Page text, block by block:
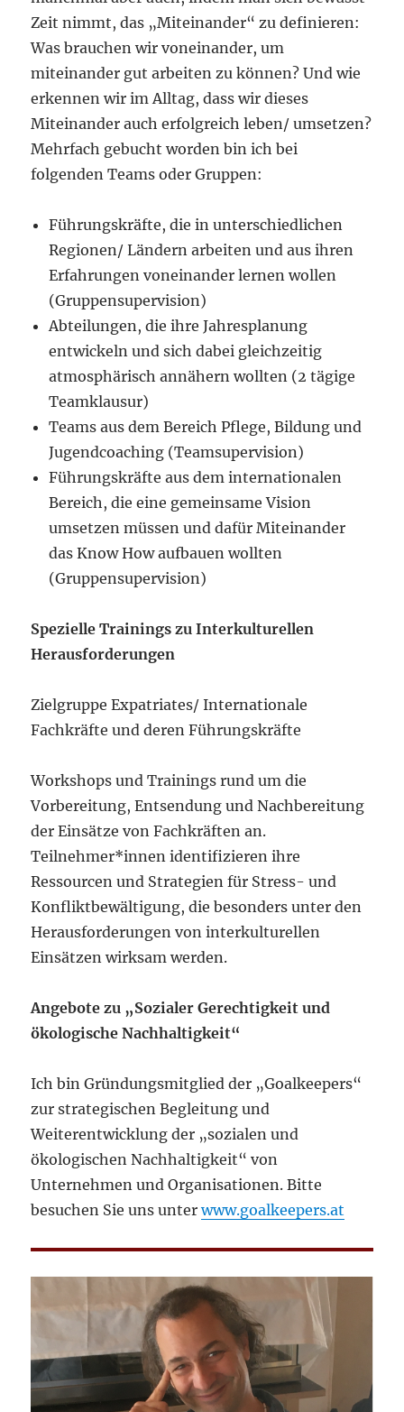
Zeit nimmt, das „Miteinander“ zu definieren:
Was brauchen wir voneinander, um
miteinander gut arbeiten zu können? Und wie
erkennen wir im Alltag, dass wir dieses
Miteinander auch erfolgreich leben/ umsetzen?
Mehrfach gebucht worden bin ich bei
folgenden Teams oder Gruppen:
Führungskräfte, die in unterschiedlichen
Regionen/ Ländern arbeiten und aus ihren
Erfahrungen voneinander lernen wollen
(Gruppensupervision)
Abteilungen, die ihre Jahresplanung
entwickeln und sich dabei gleichzeitig
atmosphärisch annähern wollten (2 tägige
Teamklausur)
Teams aus dem Bereich Pflege, Bildung und
Jugendcoaching (Teamsupervision)
Führungskräfte aus dem internationalen
Bereich, die eine gemeinsame Vision
umsetzen müssen und dafür Miteinander
das Know How aufbauen wollten
(Gruppensupervision)
Spezielle Trainings zu Interkulturellen
Herausforderungen
Zielgruppe Expatriates/ Internationale
Fachkräfte und deren Führungskräfte
Workshops und Trainings rund um die
Vorbereitung, Entsendung und Nachbereitung
der Einsätze von Fachkräften an.
Teilnehmer*innen identifizieren ihre
Ressourcen und Strategien für Stress- und
Konfliktbewältigung, die besonders unter den
Herausforderungen von interkulturellen
Einsätzen wirksam werden.
Angebote zu „Sozialer Gerechtigkeit und
ökologische Nachhaltigkeit“
Ich bin Gründungsmitglied der „Goalkeepers“
zur strategischen Begleitung und
Weiterentwicklung der „sozialen und
ökologischen Nachhaltigkeit“ von
Unternehmen und Organisationen. Bitte
besuchen Sie uns unterwww.goalkeepers.at